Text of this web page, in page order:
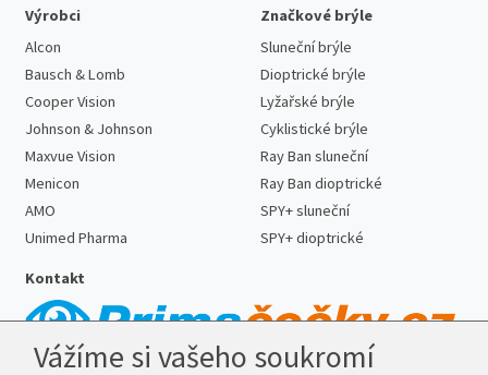
Výrobci
Alcon
Bausch & Lomb
Cooper Vision
Johnson & Johnson
Maxvue Vision
Menicon
AMO
Unimed Pharma
Značkové brýle
Sluneční brýle
Dioptrické brýle
Lyžařské brýle
Cyklistické brýle
Ray Ban sluneční
Ray Ban dioptrické
SPY+ sluneční
SPY+ dioptrické
Kontakt
Vážíme si vašeho soukromí